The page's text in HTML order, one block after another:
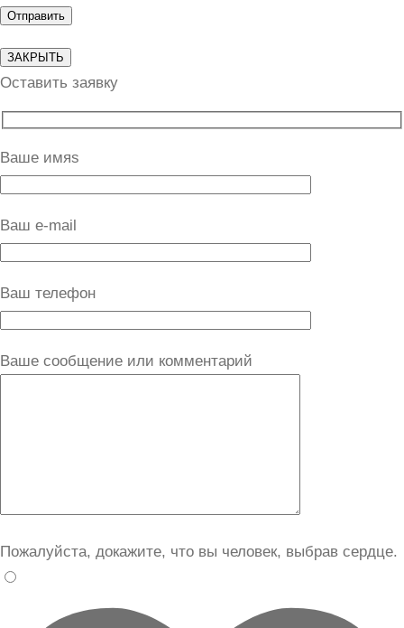
ЗАКРЫТЬ
Оставить заявку
Ваше имяs
Ваш e-mail
Ваш телефон
Ваше сообщение или комментарий
Пожалуйста, докажите, что вы человек, выбрав сердце.